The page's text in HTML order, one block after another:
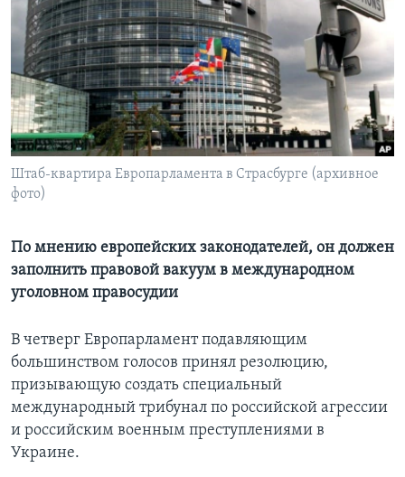
Learning English
СОЦИАЛЬНЫЕ СЕТИ
Языки
Штаб-квартира Европарламента в Страсбурге (архивное
фото)
По мнению европейских законодателей, он должен
заполнить правовой вакуум в международном
уголовном правосудии
В четверг Европарламент подавляющим
большинством голосов принял резолюцию,
призывающую создать специальный
международный трибунал по российской агрессии
и российским военным преступлениями в
Украине.